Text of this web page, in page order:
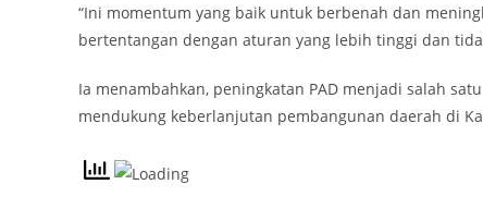
“Ini momentum yang baik untuk berbenah dan
bertentangan dengan aturan yang lebih tinggi dan
Ia menambahkan, peningkatan PAD menjadi salah
mendukung keberlanjutan pembangunan daerah di